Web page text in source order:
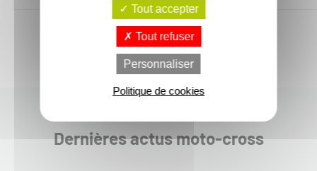
Dernières actus moto-cross
Tout accepter
Tout refuser
Personnaliser
Politique de cookies